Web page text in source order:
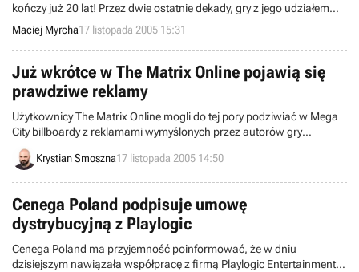
kończy już 20 lat! Przez dwie ostatnie dekady, gry z jego udziałem
sprzedały się w łącznej ilości ponad 190 milionów egzemplarzy. Aby
uczcić tę okrągłą rocznicę, redaktorzy serwisu
ComputerAndVideoGames wspólnie z Nintendo przygotowali dla
graczy małą niespodziankę.
Maciej Myrcha17 listopada 2005 15:31
Już wkrótce w The Matrix Online pojawią się
prawdziwe reklamy
Użytkownicy The Matrix Online mogli do tej pory podziwiać w Mega
City billboardy z reklamami wymyślonych przez autorów gry
produktów (np. Slumberil, czy The Sentinel). Kolejne uaktualnienie,
oznaczone liczbą 38, przyniesie w tej kwestii zasadnicze zmiany –
Krystian Smoszna17 listopada 2005 14:50
Cenega Poland podpisuje umowę
dystrybucyjną z Playlogic
Cenega Poland ma przyjemność poinformować, że w dniu
dzisiejszym nawiązała współpracę z firmą Playlogic Entertainment